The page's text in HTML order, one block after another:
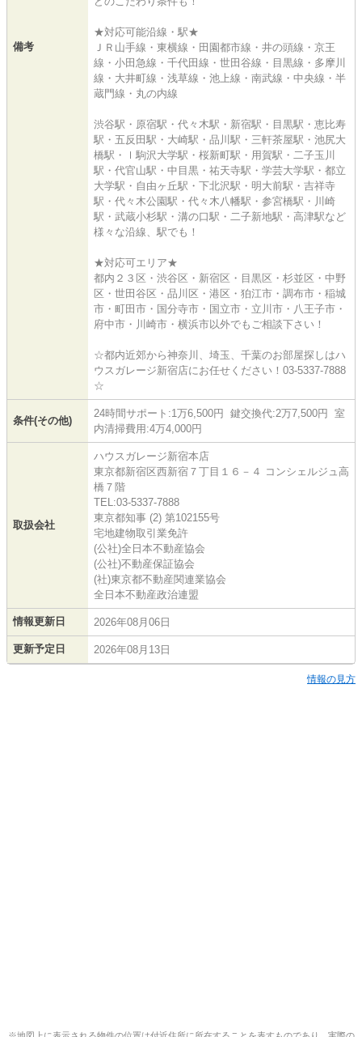
備考
★対応可能沿線・駅★
ＪＲ山手線・東横線・田園都市線・井の頭線・京王
線・小田急線・千代田線・世田谷線・目黒線・多摩川
線・大井町線・浅草線・池上線・南武線・中央線・半
蔵門線・丸の内線
渋谷駅・原宿駅・代々木駅・新宿駅・目黒駅・恵比寿
駅・五反田駅・大崎駅・品川駅・三軒茶屋駅・池尻大
橋駅・ｌ駒沢大学駅・桜新町駅・用賀駅・二子玉川
駅・代官山駅・中目黒・祐天寺駅・学芸大学駅・都立
大学駅・自由ヶ丘駅・下北沢駅・明大前駅・吉祥寺
駅・代々木公園駅・代々木八幡駅・参宮橋駅・川崎
駅・武蔵小杉駅・溝の口駅・二子新地駅・高津駅など
様々な沿線、駅でも！
★対応可エリア★
都内２３区・渋谷区・新宿区・目黒区・杉並区・中野
区・世田谷区・品川区・港区・狛江市・調布市・稲城
市・町田市・国分寺市・国立市・立川市・八王子市・
府中市・川崎市・横浜市以外でもご相談下さい！
☆都内近郊から神奈川、埼玉、千葉のお部屋探しはハ
ウスガレージ新宿店にお任せください！03-5337-7888
☆
条件(その他)
24時間サポート:1万6,500円 鍵交換代:2万7,500円 室
内清掃費用:4万4,000円
取扱会社
ハウスガレージ新宿本店
東京都新宿区西新宿７丁目１６－４ コンシェルジュ高
橋７階
TEL:03-5337-7888
東京都知事 (2) 第102155号
宅地建物取引業免許
(公社)全日本不動産協会
(公社)不動産保証協会
(社)東京都不動産関連業協会
全日本不動産政治連盟
情報更新日 2026年08月06日
更新予定日 2026年08月13日
情報の見方